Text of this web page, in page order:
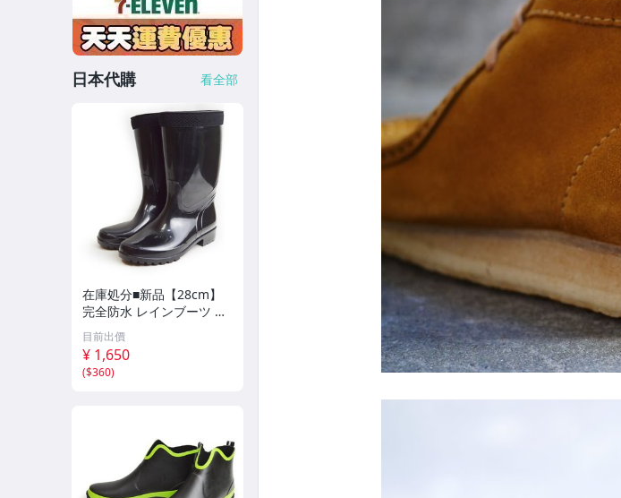
日本代購 看全部
在庫処分■新品【28cm】
完全防水 レインブーツ メ
ンズ ブーツ レインシュー
ズ 防水 ロングブーツ 幅広
屈曲 スノーブーツ 長靴 防
滑 雨
目前出價
¥ 1,650
($360)